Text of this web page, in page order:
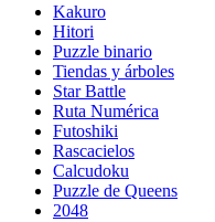
Kakuro
Hitori
Puzzle binario
Tiendas y árboles
Star Battle
Ruta Numérica
Futoshiki
Rascacielos
Calcudoku
Puzzle de Queens
2048